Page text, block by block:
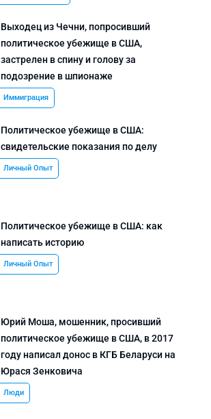
Выходец из Чечни, попросивший
политическое убежище в США,
застрелен в спину и голову за
подозрение в шпионаже
Иммиграция
Политическое убежище в США:
свидетельские показания по делу
Личный Опыт
Политическое убежище в США: как
написать историю
Личный Опыт
Юрий Моша, мошенник, просивший
политическое убежище в США, в 2017
году написал донос в КГБ Беларуси на
Юрася Зенковича
Люди